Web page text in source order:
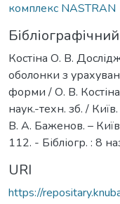
комплекс NASTRAN
Костіна О. В.
оболонки з
форми / О. В. Костіна
наук.-техн. зб. /
В. А. Баженов. –
112. - Бібліогр. : 8
URI
https://